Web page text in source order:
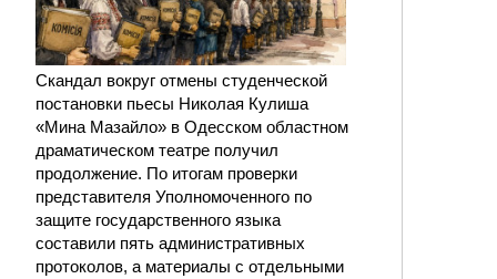
Скандал вокруг отмены студенческой
постановки пьесы Николая Кулиша
«Мина Мазайло» в Одесском областном
драматическом театре получил
продолжение. По итогам проверки
представителя Уполномоченного по
защите государственного языка
составили пять административных
протоколов, а материалы с отдельными